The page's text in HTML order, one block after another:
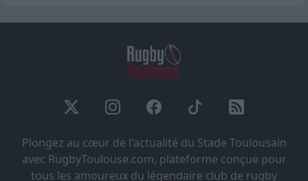
Plongez au cœur de l'actualité du Stade Toulousain
avec RugbyToulouse.com, plateforme conçue pour
tous les amoureux du légendaire club de rugby